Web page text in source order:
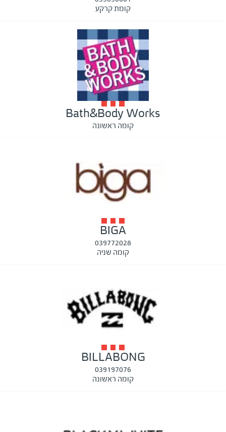
קומת קרקע
Bath&Body Works
קומה ראשונה
BIGA
039772028
קומה שניה
BILLABONG
039197076
קומה ראשונה